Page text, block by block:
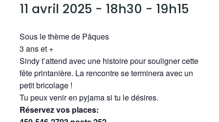
11 avril 2025 - 18h30 - 19h15
Sous le thème de Pâques
3 ans et +
Sindy t’attend avec une histoire pour souligner cette
fête printanière. La rencontre se terminera avec un
petit bricolage !
Tu peux venir en pyjama si tu le désires.
Réservez vos places: